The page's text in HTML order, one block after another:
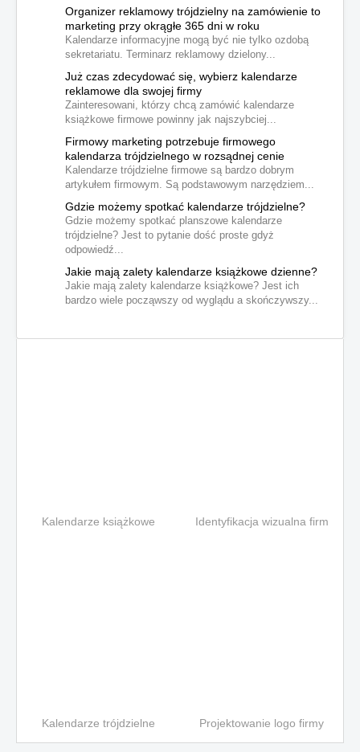
Organizer reklamowy trójdzielny na zamówienie to
marketing przy okrągłe 365 dni w roku
Kalendarze informacyjne mogą być nie tylko ozdobą
sekretariatu. Terminarz reklamowy dzielony...
Już czas zdecydować się, wybierz kalendarze
reklamowe dla swojej firmy
Zainteresowani, którzy chcą zamówić kalendarze
książkowe firmowe powinny jak najszybciej...
Firmowy marketing potrzebuje firmowego
kalendarza trójdzielnego w rozsądnej cenie
Kalendarze trójdzielne firmowe są bardzo dobrym
artykułem firmowym. Są podstawowym narzędziem...
Gdzie możemy spotkać kalendarze trójdzielne?
Gdzie możemy spotkać planszowe kalendarze
trójdzielne? Jest to pytanie dość proste gdyż
odpowiedź...
Jakie mają zalety kalendarze książkowe dzienne?
Jakie mają zalety kalendarze książkowe? Jest ich
bardzo wiele począwszy od wyglądu a skończywszy...
Kalendarze książkowe Identyfikacja wizualna firm
Kalendarze trójdzielne Projektowanie logo firmy